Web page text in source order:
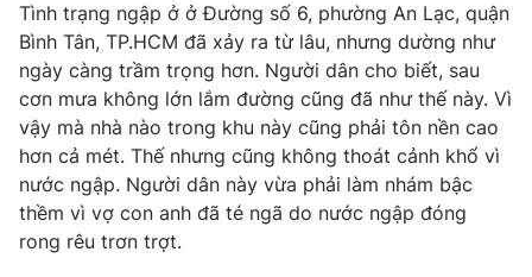
Thế giới đó đây
Câu chuyện quốc tế
Tài chính
Thị trường
Góc doanh nghiệp
Dữ liệu và đời sống
Truyền hình
Phim VTV
Hậu trường
Giải trí
Điện ảnh
Tình trạng ngập ở ở Đường số 6, phường An Lạc, quận
Bình Tân, TP.HCM đã xảy ra từ lâu, nhưng dường như
ngày càng trầm trọng hơn. Người dân cho biết, sau
cơn mưa không lớn lắm đường cũng đã như thế này. Vì
vậy mà nhà nào trong khu này cũng phải tôn nền cao
hơn cả mét. Thế nhưng cũng không thoát cảnh khổ vì
nước ngập. Người dân này vừa phải làm nhám bậc
thềm vì vợ con anh đã té ngã do nước ngập đóng
rong rêu trơn trợt.